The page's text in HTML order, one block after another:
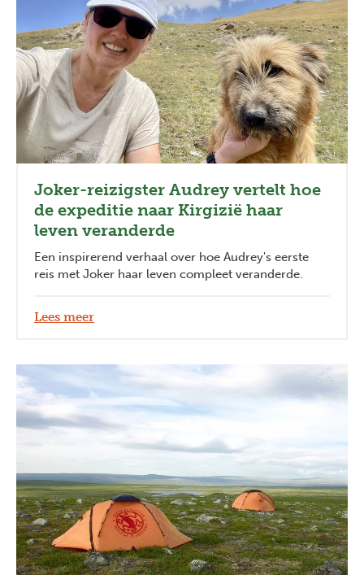
Joker-reizigster Audrey vertelt hoe
de expeditie naar Kirgizië haar
leven veranderde
Een inspirerend verhaal over hoe Audrey's eerste
reis met Joker haar leven compleet veranderde.
Lees meer